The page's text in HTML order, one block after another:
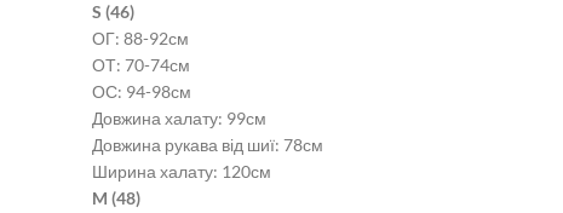
S (46)
ОГ: 88-92см
ОТ: 70-74см
ОС: 94-98см
Довжина халату: 99см
Довжина рукава від шиї: 78см
Ширина халату: 120см
M (48)